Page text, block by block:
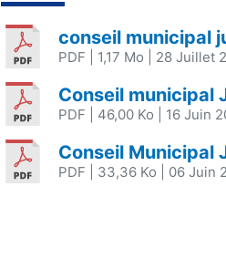
conseil municipal
PDF | 1,17 Mo | 28 Juillet
Conseil municipal
PDF | 46,00 Ko | 16 Juin
Conseil Municipal
PDF | 33,36 Ko | 06 Juin